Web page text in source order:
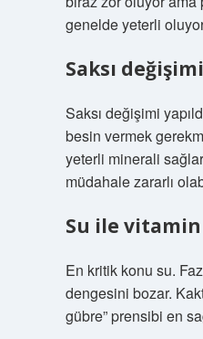
genelde yeterli
Saksı
Saksı değişimi
besin vermek
yeterli minerali
müdahale zararlı
Su ile
En kritik konu su.
dengesini bozar.
gübre” prensibi en